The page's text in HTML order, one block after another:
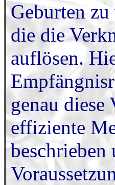
Geburten
die die
auflösen.
genau
effiziente